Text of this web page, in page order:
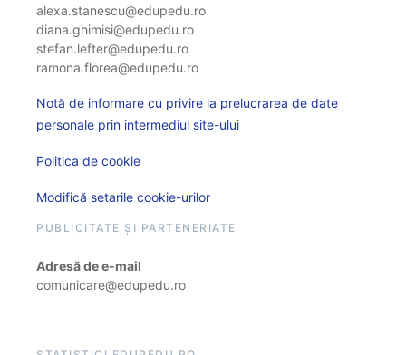
alexa.stanescu@edupedu.ro
diana.ghimisi@edupedu.ro
stefan.lefter@edupedu.ro
ramona.florea@edupedu.ro
Notă de informare cu privire la prelucrarea de date
personale prin intermediul site-ului
Politica de cookie
Modifică setarile cookie-urilor
PUBLICITATE ȘI PARTENERIATE
Adresă de e-mail
comunicare@edupedu.ro